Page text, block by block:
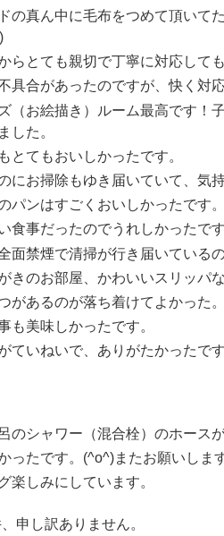
の真ん中に毛布をつめて頂いて
らとても親切で丁寧に対応して
具合があったのですが、快く対
（お絵描き）ルーム最高です！
した。
とてもおいしかったです。
にお掃除もゆき届いていて、気
パンはすごくおいしかったです。
食事だったのでうれしかったで
面禁煙で清掃が行き届いている
きのお部屋、かわいいスリッパ
があるのが落ち着けてよかった。
も美味しかったです。
ていねいで、ありがたかったです
のシャワー（混合栓）のホース
ったです。(^o^)またお願いします
楽しみにしています。
申し訳ありません。